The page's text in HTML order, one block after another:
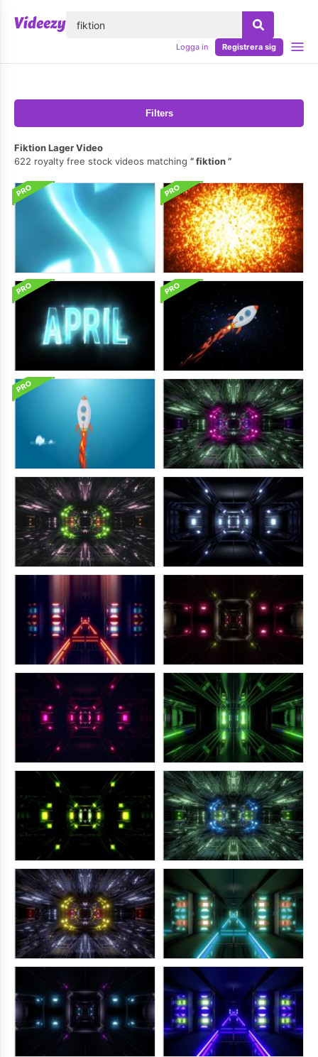
Logga in Registrera sig
Filters
Fiktion Lager Video
622 royalty free stock videos matching
fiktion